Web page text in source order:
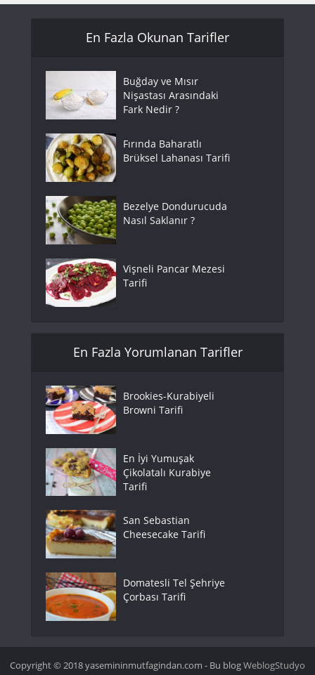
En Fazla Okunan Tarifler
Buğday ve Mısır
Nişastası Arasındaki
Fark Nedir ?
Fırında Baharatlı
Brüksel Lahanası Tarifi
Bezelye Dondurucuda
Nasıl Saklanır ?
Vişneli Pancar Mezesi
Tarifi
En Fazla Yorumlanan Tarifler
Brookies-Kurabiyeli
Browni Tarifi
En İyi Yumuşak
Çikolatalı Kurabiye
Tarifi
San Sebastian
Cheesecake Tarifi
Domatesli Tel Şehriye
Çorbası Tarifi
Copyright © 2018 yasemininmutfagindan.com - Bu blogWeblogStudyo